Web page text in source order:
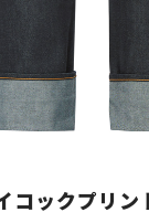
コックプリン